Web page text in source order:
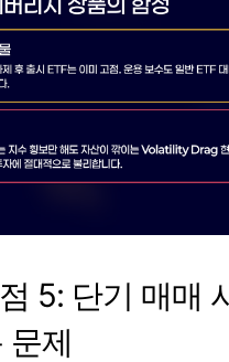
5: 단기 매매
문제